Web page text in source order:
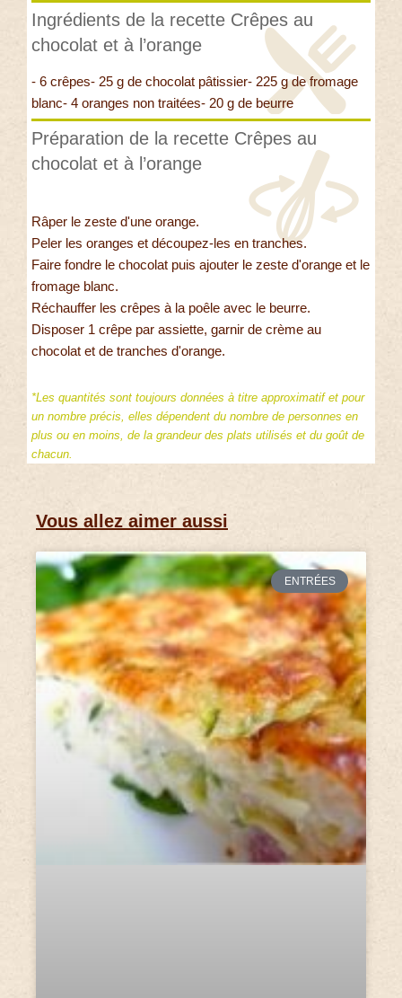
Ingrédients de la recette Crêpes au
chocolat et à l’orange
- 6 crêpes- 25 g de chocolat pâtissier- 225 g de fromage
blanc- 4 oranges non traitées- 20 g de beurre
Préparation de la recette Crêpes au
chocolat et à l’orange
Râper le zeste d'une orange.
Peler les oranges et découpez-les en tranches.
Faire fondre le chocolat puis ajouter le zeste d'orange et le
fromage blanc.
Réchauffer les crêpes à la poêle avec le beurre.
Disposer 1 crêpe par assiette, garnir de crème au
chocolat et de tranches d'orange.
*Les quantités sont toujours données à titre approximatif et pour
un nombre précis, elles dépendent du nombre de personnes en
plus ou en moins, de la grandeur des plats utilisés et du goût de
chacun.
Vous allez aimer aussi
ENTRÉES